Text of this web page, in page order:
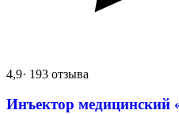
4,9· 193 отзыва
Инъектор медицинский